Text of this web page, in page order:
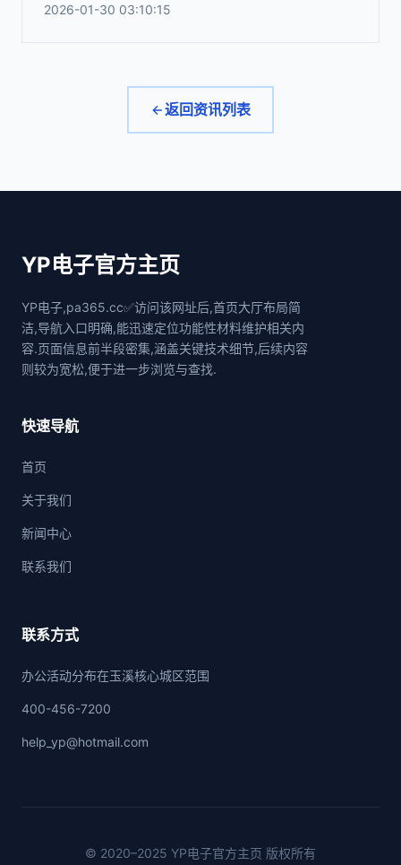
2026-01-30 03:10:15
返回资讯列表
YP电子官方主页
YP电子,pa365.cc✅访问该网址后,首页大厅布局简
洁,导航入口明确,能迅速定位功能性材料维护相关内
容.页面信息前半段密集,涵盖关键技术细节,后续内容
则较为宽松,便于进一步浏览与查找.
快速导航
首页
关于我们
新闻中心
联系我们
联系方式
办公活动分布在玉溪核心城区范围
400-456-7200
help_yp@hotmail.com
© 2020–2025 YP电子官方主页 版权所有